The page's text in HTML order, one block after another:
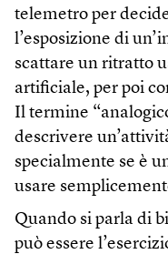
telemetro per
l’esposizione di
scattare un ritratto
artificiale, per poi
Il termine
descrivere
specialmente se è
usare
Quando si parla di
può essere